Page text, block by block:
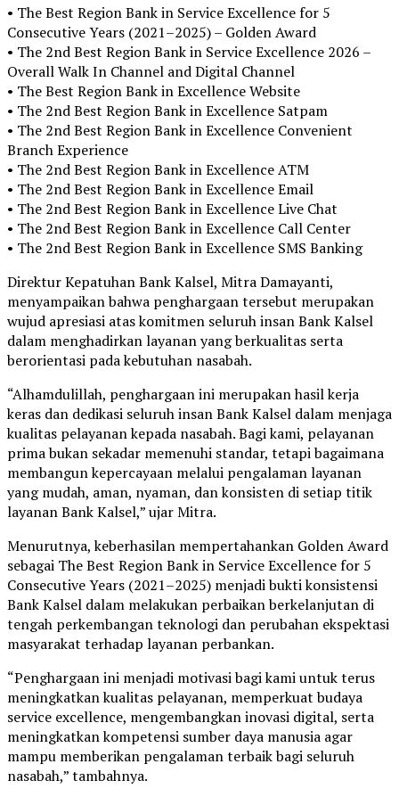
• The Best Region Bank in Service Excellence for 5
Consecutive Years (2021–2025) – Golden Award
• The 2nd Best Region Bank in Service Excellence 2026 –
Overall Walk In Channel and Digital Channel
• The Best Region Bank in Excellence Website
• The 2nd Best Region Bank in Excellence Satpam
• The 2nd Best Region Bank in Excellence Convenient
Branch Experience
• The 2nd Best Region Bank in Excellence ATM
• The 2nd Best Region Bank in Excellence Email
• The 2nd Best Region Bank in Excellence Live Chat
• The 2nd Best Region Bank in Excellence Call Center
• The 2nd Best Region Bank in Excellence SMS Banking
Direktur Kepatuhan Bank Kalsel, Mitra Damayanti,
menyampaikan bahwa penghargaan tersebut merupakan
wujud apresiasi atas komitmen seluruh insan Bank Kalsel
dalam menghadirkan layanan yang berkualitas serta
berorientasi pada kebutuhan nasabah.
“Alhamdulillah, penghargaan ini merupakan hasil kerja
keras dan dedikasi seluruh insan Bank Kalsel dalam menjaga
kualitas pelayanan kepada nasabah. Bagi kami, pelayanan
prima bukan sekadar memenuhi standar, tetapi bagaimana
membangun kepercayaan melalui pengalaman layanan
yang mudah, aman, nyaman, dan konsisten di setiap titik
layanan Bank Kalsel,” ujar Mitra.
Menurutnya, keberhasilan mempertahankan Golden Award
sebagai The Best Region Bank in Service Excellence for 5
Consecutive Years (2021–2025) menjadi bukti konsistensi
Bank Kalsel dalam melakukan perbaikan berkelanjutan di
tengah perkembangan teknologi dan perubahan ekspektasi
masyarakat terhadap layanan perbankan.
“Penghargaan ini menjadi motivasi bagi kami untuk terus
meningkatkan kualitas pelayanan, memperkuat budaya
service excellence, mengembangkan inovasi digital, serta
meningkatkan kompetensi sumber daya manusia agar
mampu memberikan pengalaman terbaik bagi seluruh
nasabah,” tambahnya.